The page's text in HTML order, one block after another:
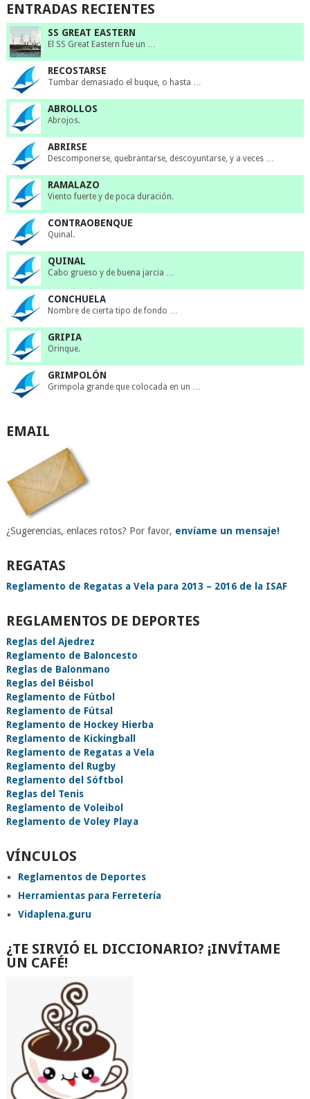
ENTRADAS RECIENTES
SS GREAT EASTERN
El SS Great Eastern fue un …
RECOSTARSE
Tumbar demasiado el buque, o hasta …
ABROLLOS
Abrojos.
ABRIRSE
Descomponerse, quebrantarse, descoyuntarse, y a veces …
RAMALAZO
Viento fuerte y de poca duración.
CONTRAOBENQUE
Quinal.
QUINAL
Cabo grueso y de buena jarcia …
CONCHUELA
Nombre de cierta tipo de fondo …
GRIPIA
Orinque.
GRIMPOLÓN
Grimpola grande que colocada en un …
EMAIL
¿Sugerencias, enlaces rotos? Por favor, envíame un mensaje!
REGATAS
Reglamento de Regatas a Vela para 2013 – 2016 de la ISAF
REGLAMENTOS DE DEPORTES
Reglas del Ajedrez
Reglamento de Baloncesto
Reglas de Balonmano
Reglas del Béisbol
Reglamento de Fútbol
Reglamento de Fútsal
Reglamento de Hockey Hierba
Reglamento de Kickingball
Reglamento de Regatas a Vela
Reglamento del Rugby
Reglamento del Sóftbol
Reglas del Tenis
Reglamento de Voleibol
Reglamento de Voley Playa
VÍNCULOS
Reglamentos de Deportes
Herramientas para Ferretería
Vidaplena.guru
¿TE SIRVIÓ EL DICCIONARIO? ¡INVÍTAME
UN CAFÉ!